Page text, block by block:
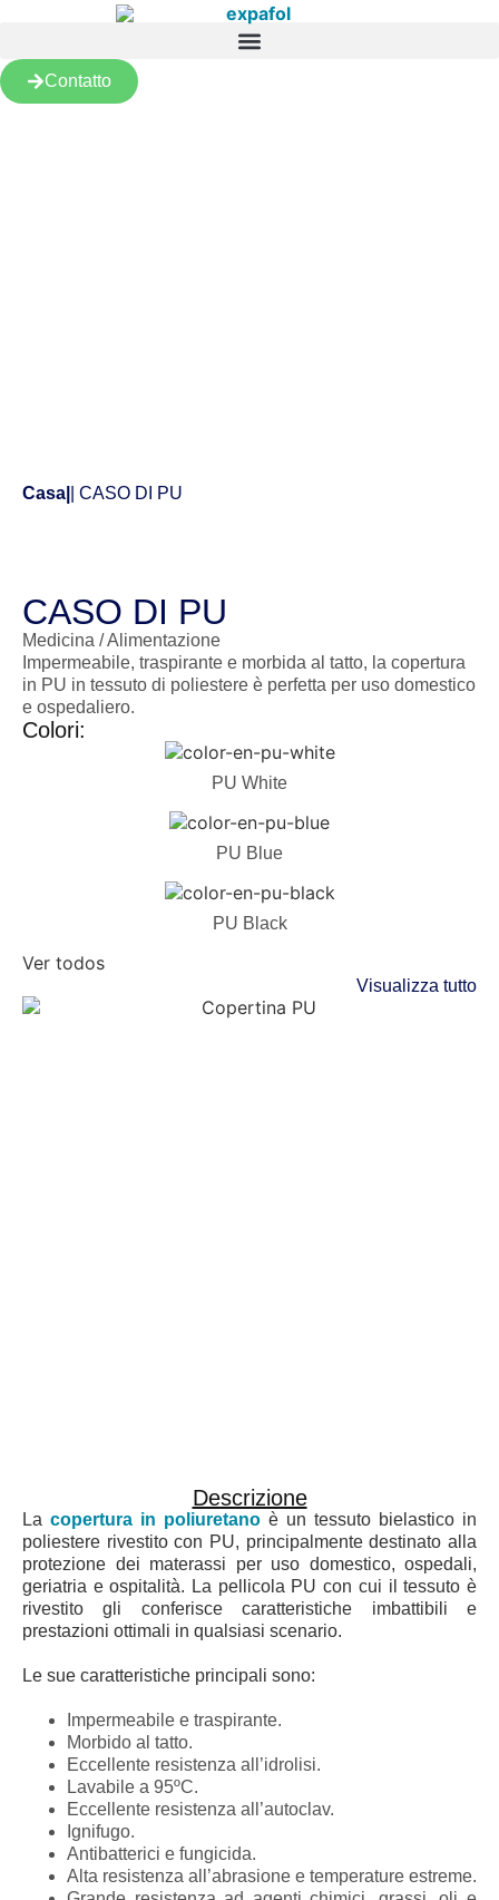
Contatto
Casa | CASO DI PU
CASO DI PU
Medicina / Alimentazione
Impermeabile, traspirante e morbida al tatto, la copertura
in PU in tessuto di poliestere è perfetta per uso domestico
e ospedaliero.
Colori:
PU White
PU Blue
PU Black
Ver todos
Visualizza tutto
Descrizione
La copertura in poliuretano è un tessuto bielastico in
poliestere rivestito con PU, principalmente destinato alla
protezione dei materassi per uso domestico, ospedali,
geriatria e ospitalità. La pellicola PU con cui il tessuto è
rivestito gli conferisce caratteristiche imbattibili e
prestazioni ottimali in qualsiasi scenario.
Le sue caratteristiche principali sono:
Impermeabile e traspirante.
Morbido al tatto.
Eccellente resistenza all’idrolisi.
Lavabile a 95ºC.
Eccellente resistenza all’autoclav.
Ignifugo.
Antibatterici e fungicida.
Alta resistenza all’abrasione e temperature estreme.